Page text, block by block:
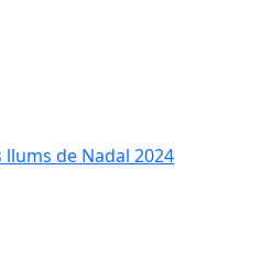
de Nadal 2024